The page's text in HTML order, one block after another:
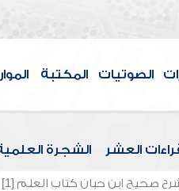
الصوتيات المكتبة
العشر الشجرة
صحيح ابن حبان كتاب العلم [1]